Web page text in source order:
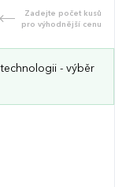
Zadejte počet kusů
pro výhodnější cenu
- výběr